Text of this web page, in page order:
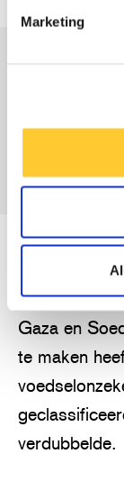
Marketing
WE
WANNEER
De situatie
Gaza en
te maken
verdubbelde.